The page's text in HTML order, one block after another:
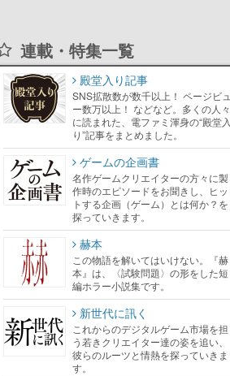
連載・特集一覧
殿堂入り記事
SNS拡散数が数千以上！ ページビュ
ー数万以上！ などなど。多くの人々
に読まれた、電ファミ渾身の“殿堂入
り”記事をまとめました。
ゲームの企画書
名作ゲームクリエイターの方々に製
作時のエピソードをお聞きし、ヒッ
トする企画（ゲーム）とは何か？を
探っていきます。
赫本
この物語を解いてはいけない。『赫
本』は、〈試験問題〉の形をした短
編ホラー小説集です。
新世代に訊く
これからのデジタルゲーム市場を担
う若きクリエイター達の姿を追い、
彼らのルーツと情熱を探っていきま
す。